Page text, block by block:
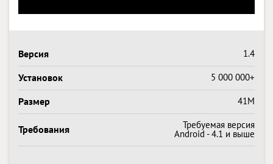
Версия 1.4
Установок 5 000 000+
Размер 41M
Требования Требуемая версия
Android - 4.1 и выше